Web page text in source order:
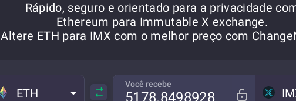
Rápido, seguro e orientado para a privacidade
Ethereum para Immutable X exchange.
Altere ETH para IMX com o melhor preço com
ETH
Você recebe